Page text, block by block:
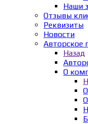
Наши
Отзывы
Реквизиты
Новости
Авторское
Назад
О